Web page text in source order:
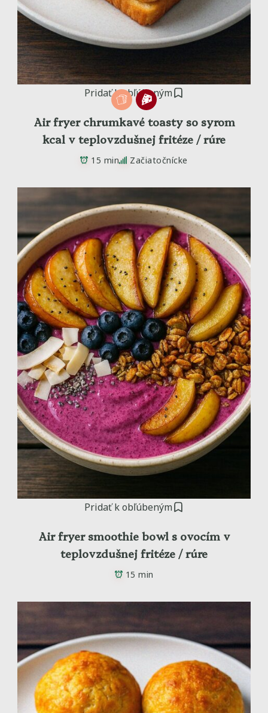
Pridať k obľúbeným
Air fryer chrumkavé toasty so syrom
kcal v teplovzdušnej fritéze / rúre
15 min Začiatočnícke
Pridať k obľúbeným
Air fryer smoothie bowl s ovocím v
teplovzdušnej fritéze / rúre
15 min